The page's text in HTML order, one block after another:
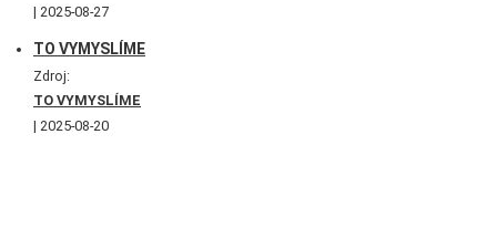
2025-08-27
TO VYMYSLÍME
Zdroj:
TO VYMYSLÍME
2025-08-20